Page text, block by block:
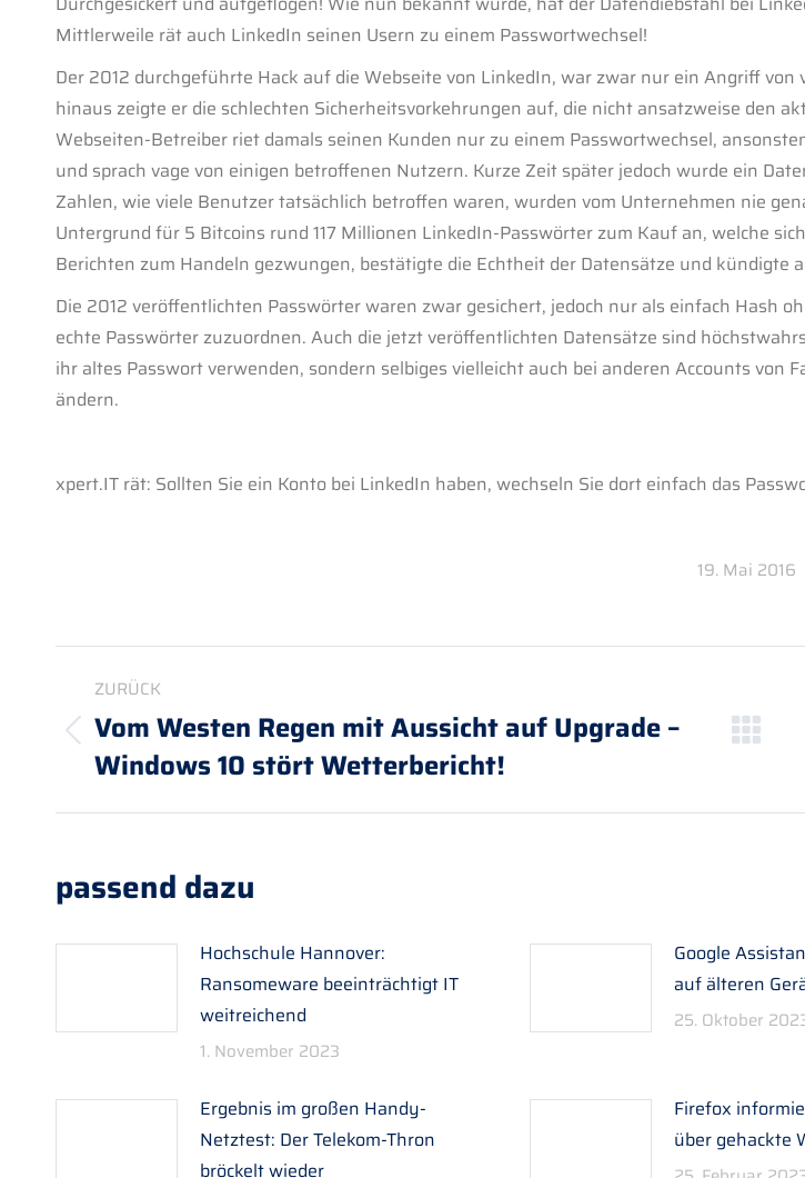
Mittlerweile rät auch LinkedIn seinen Usern zu einem Passwortwechsel!
Der 2012 durchgeführte Hack auf die Webseite von LinkedIn, war zwar nur ein Angriff
hinaus zeigte er die schlechten Sicherheitsvorkehrungen auf, die nicht ansatzweise den
Webseiten-Betreiber riet damals seinen Kunden nur zu einem Passwortwechsel,
und sprach vage von einigen betroffenen Nutzern. Kurze Zeit später jedoch wurde ein
Zahlen, wie viele Benutzer tatsächlich betroffen waren, wurden vom Unternehmen nie
Untergrund für 5 Bitcoins rund 117 Millionen LinkedIn-Passwörter zum Kauf an, welche
Berichten zum Handeln gezwungen, bestätigte die Echtheit der Datensätze und
Die 2012 veröffentlichten Passwörter waren zwar gesichert, jedoch nur als einfach Hash
echte Passwörter zuzuordnen. Auch die jetzt veröffentlichten Datensätze sind
ihr altes Passwort verwenden, sondern selbiges vielleicht auch bei anderen Accounts von
ändern.
xpert.IT rät: Sollten Sie ein Konto bei LinkedIn haben, wechseln Sie dort einfach das
19. Mai 2016
Kommentarnavigation
ZURÜCK
Vorheriger
Beitrag:
Vom Westen Regen mit Aussicht auf Upgrade –
Windows 10 stört Wetterbericht!
passend dazu
Hochschule Hannover:
Ransomeware beeinträchtigt IT
weitreichend
1. November 2023
Google
auf älteren
25. Oktober
Ergebnis im großen Handy-
Netztest: Der Telekom-Thron
bröckelt wieder
Firefox
über gehackte